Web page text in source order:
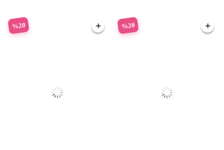
%20 %20